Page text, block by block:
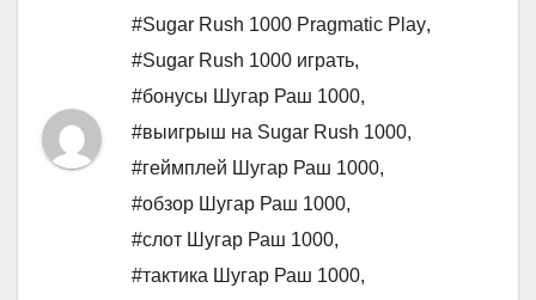
#Sugar Rush 1000 Pragmatic Play,
#Sugar Rush 1000 играть,
#бонусы Шугар Раш 1000,
#выигрыш на Sugar Rush 1000,
#геймплей Шугар Раш 1000,
#обзор Шугар Раш 1000,
#слот Шугар Раш 1000,
#тактика Шугар Раш 1000,